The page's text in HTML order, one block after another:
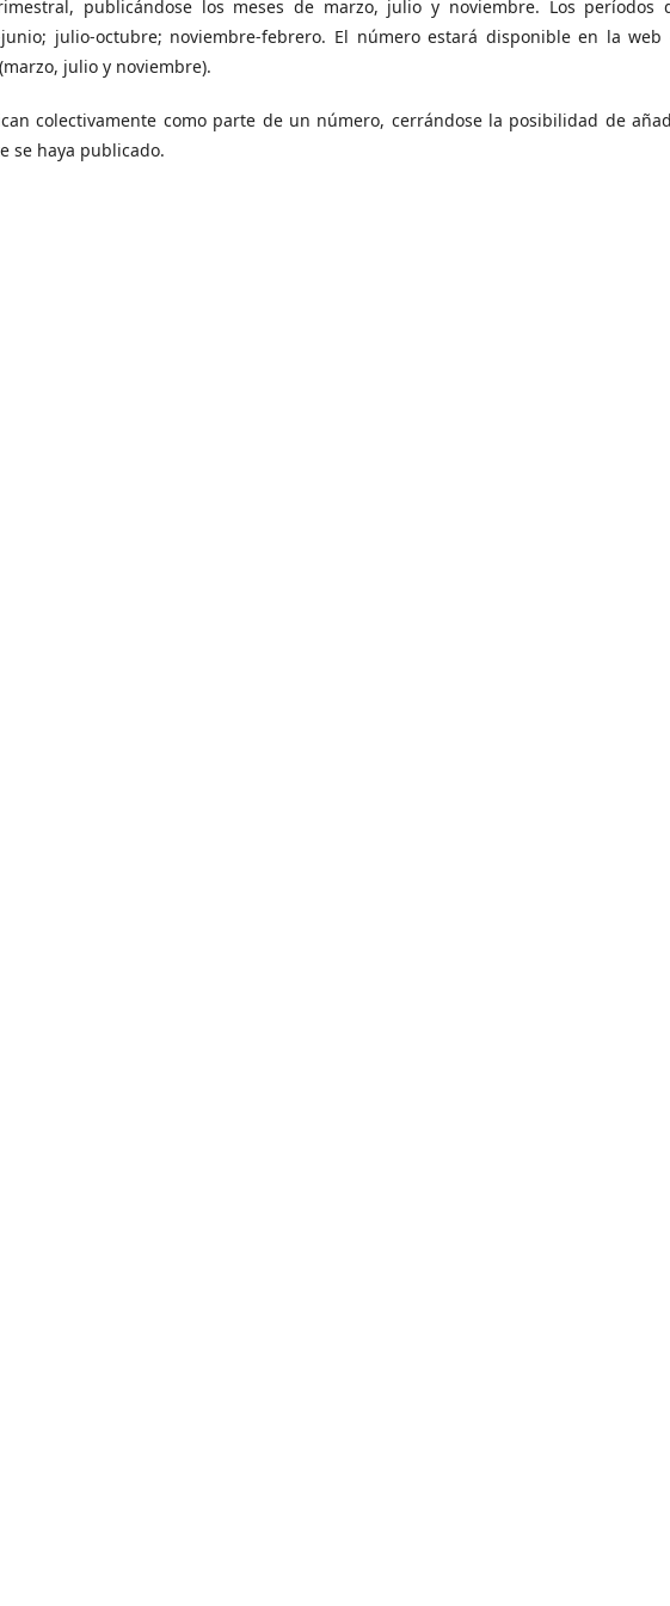
publicándose los meses de marzo, julio y noviembre. Los períodos
julio-octubre; noviembre-febrero. El número estará disponible en la web
julio y noviembre).
colectivamente como parte de un número, cerrándose la posibilidad de
se haya publicado.